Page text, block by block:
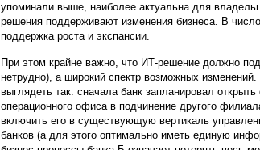
упоминали выше, наиболее актуальна для
решения поддерживают изменения бизнеса. В
поддержка роста и экспансии.
При этом крайне важно, что ИТ-решение должно
нетрудно), а широкий спектр возможных
выглядеть так: сначала банк запланировал
операционного офиса в подчинение другого
включить его в существующую вертикаль
банков (а для этого оптимально иметь единую